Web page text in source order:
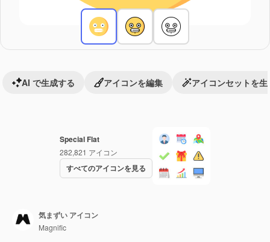
Special Flat
282,821 アイコン
すべてのアイコンを見る
AI で生成する アイコンを編集 アイコンセットを生
気まずい アイコン
Magnific